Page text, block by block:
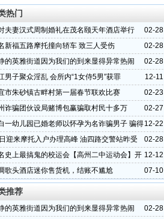
热门
02-28
夫妻汉式周制婚礼在茂名颐天年酒店举行
02-28
新福五路摩托撞向轿车 致三人受伤
02-28
的英雅街道因为我们的到来显得异常热闹
12-11
男子聚众淫乱 会所内“1女侍5男”获罪
02-23
市朱砂镇古畔村第一届春节联欢比赛
02-27
诈骗团伙设局赌博包赢骗取村民十多万
12-22
一幼儿园已婚老师以怀孕为名诈骗男子 骗得
元
02-28
迎来摩托入户办理高峰 油四路交警站昨受
辆
12-12
史上最搞鬼的校运会【高州二中运动会】开
07-10
歌头酒店迷你售货机，结账不尴尬
推荐
02-28
的英雅街道因为我们的到来显得异常热闹